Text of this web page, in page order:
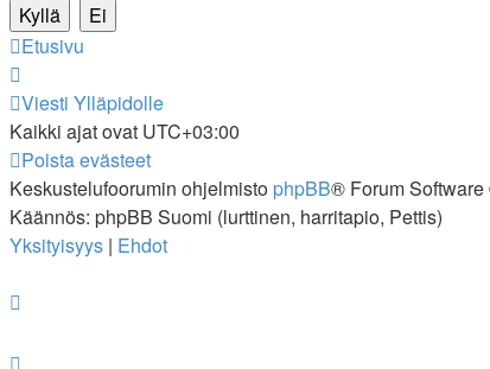
Etusivu
Viesti Ylläpidolle
Kaikki ajat ovat UTC+03:00
Poista evästeet
Keskustelufoorumin ohjelmisto phpBB® Forum
Käännös: phpBB Suomi (lurttinen, harritapio, Pettis)
Yksityisyys | Ehdot